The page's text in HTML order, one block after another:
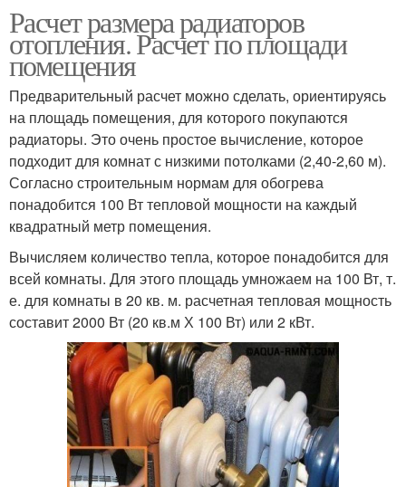
Расчет размера радиаторов
отопления. Расчет по площади
помещения
Предварительный расчет можно сделать, ориентируясь
на площадь помещения, для которого покупаются
радиаторы. Это очень простое вычисление, которое
подходит для комнат с низкими потолками (2,40-2,60 м).
Согласно строительным нормам для обогрева
понадобится 100 Вт тепловой мощности на каждый
квадратный метр помещения.
Вычисляем количество тепла, которое понадобится для
всей комнаты. Для этого площадь умножаем на 100 Вт, т.
е. для комнаты в 20 кв. м. расчетная тепловая мощность
составит 2000 Вт (20 кв.м Х 100 Вт) или 2 кВт.